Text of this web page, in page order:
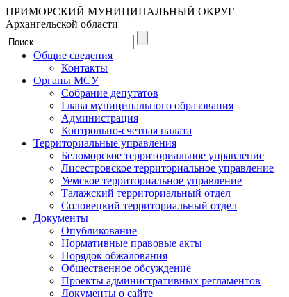
ПРИМОРСКИЙ МУНИЦИПАЛЬНЫЙ ОКРУГ
Архангельской области
Общие сведения
Контакты
Органы МСУ
Собрание депутатов
Глава муниципального образования
Администрация
Контрольно-счетная палата
Территориальные управления
Беломорское территориальное управление
Лисестровское территориальное управление
Уемское территориальное управление
Талажский территориальный отдел
Соловецкий территориальный отдел
Документы
Опубликование
Нормативные правовые акты
Порядок обжалования
Общественное обсуждение
Проекты административных регламентов
Документы о сайте